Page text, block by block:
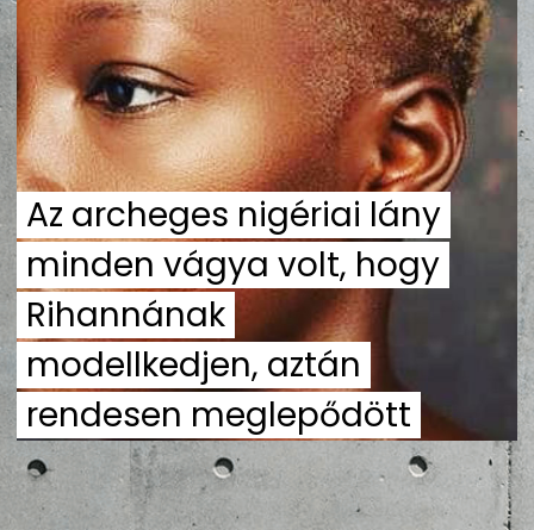
ZENE
MÉDIAAJÁNLAT
IMPRESSZUM
PR-ARCHÍVUM
ADATKEZELÉSI TÁJÉKOZTATÓ
Az archeges nigériai lány
minden vágya volt, hogy
Rihannának
modellkedjen, aztán
rendesen meglepődött